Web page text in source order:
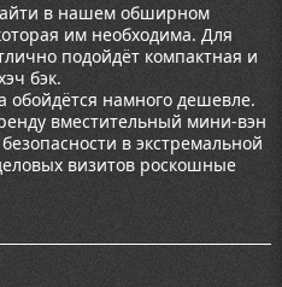
в нашем обширном
им необходима. Для
подойдёт компактная и
бэк.
обойдётся намного дешевле.
вместительный мини-вэн
в экстремальной
визитов роскошные